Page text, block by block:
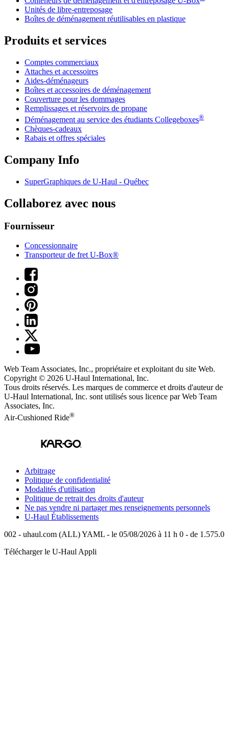
Unités de libre-entreposage
Boîtes de déménagement réutilisables en plastique
Produits et services
Comptes commerciaux
Attaches et accessoires
Aides-déménageurs
Boîtes et accessoires de déménagement
Couverture pour les dommages
Remplissages et réservoirs de propane
Déménagement au service des étudiants Collegeboxes®
Chèques-cadeaux
Rabais et offres spéciales
Company Info
SuperGraphiques de U-Haul - Québec
Collaborez avec nous
Fournisseur
Concessionnaire
Transporteur de fret U-Box®
Web Team Associates, Inc., propriétaire et exploitant du site Web.
Copyright © 2026 U-Haul International, Inc.
Tous droits réservés. Les marques de commerce et droits d'auteur de
U-Haul International, Inc. sont utilisés sous licence par Web Team
Associates, Inc.
Air-Cushioned Ride®
Arbitrage
Politique de confidentialité
Modalités d'utilisation
Politique de retrait des droits d'auteur
Ne pas vendre ni partager mes renseignements personnels
U-Haul Établissements
002 - uhaul.com (ALL) YAML - le 05/08/2026 à 11 h 0 - de 1.575.0
Télécharger le U-Haul Appli